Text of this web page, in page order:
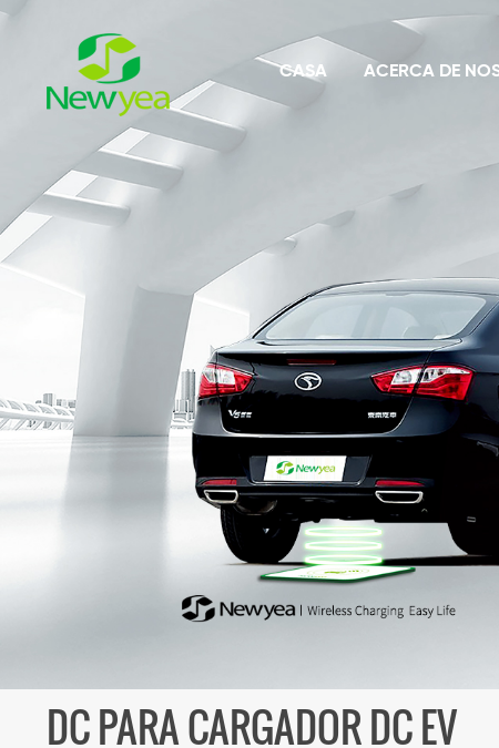
CASA ACERCA DE
DC PARA CARGADOR DC EV